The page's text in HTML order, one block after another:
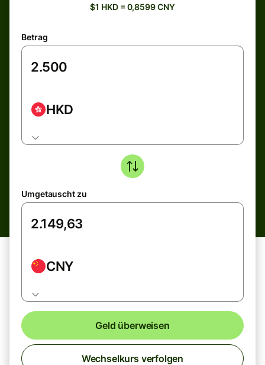
$1 HKD = 0,8599 CNY
Betrag
HKD
Umgetauscht zu
CNY
Geld überweisen
Wechselkurs verfolgen